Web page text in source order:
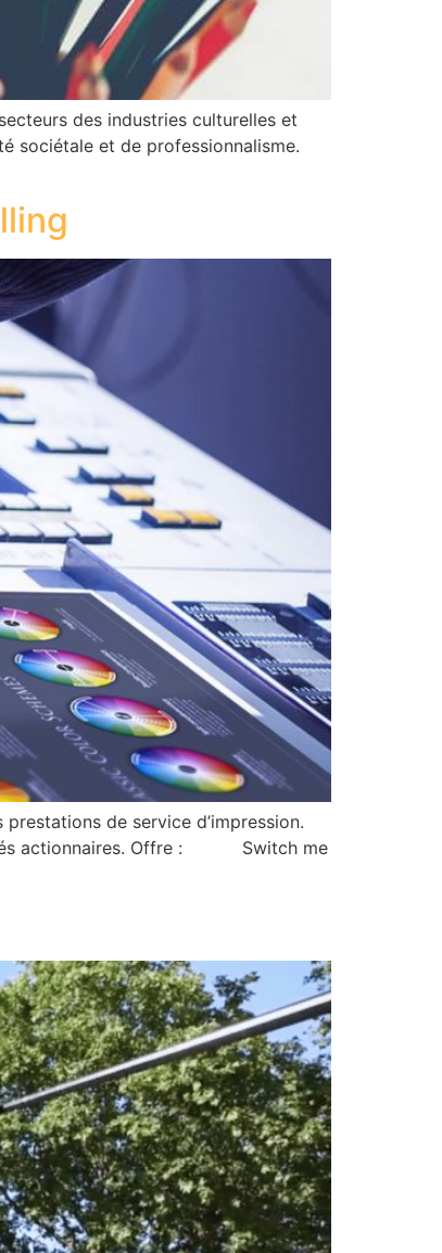
des industries culturelles et
sociétale et de professionnalisme.
de service d’impression.
actionnaires. Offre : Switch me